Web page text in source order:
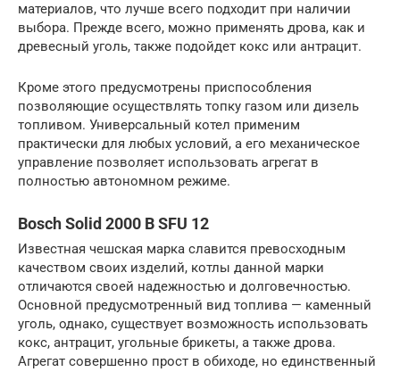
материалов, что лучше всего подходит при наличии
выбора. Прежде всего, можно применять дрова, как и
древесный уголь, также подойдет кокс или антрацит.
Кроме этого предусмотрены приспособления
позволяющие осуществлять топку газом или дизель
топливом. Универсальный котел применим
практически для любых условий, а его механическое
управление позволяет использовать агрегат в
полностью автономном режиме.
Bosch Solid 2000 B SFU 12
Известная чешская марка славится превосходным
качеством своих изделий, котлы данной марки
отличаются своей надежностью и долговечностью.
Основной предусмотренный вид топлива — каменный
уголь, однако, существует возможность использовать
кокс, антрацит, угольные брикеты, а также дрова.
Агрегат совершенно прост в обиходе, но единственный